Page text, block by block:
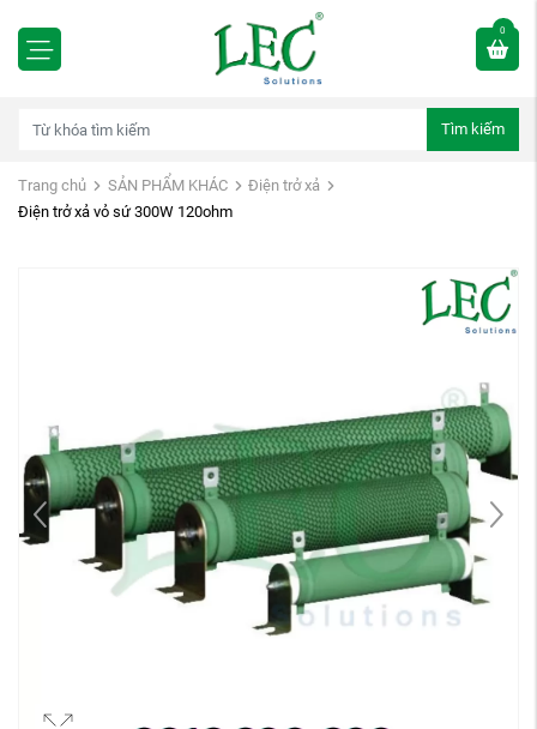
0
Tìm kiếm
Trang chủ SẢN PHẨM KHÁC
Điện trở xả
Điện trở xả vỏ sứ 300W 120ohm